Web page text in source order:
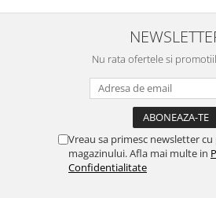
Nu rata ofertele si
Vreau sa primesc newsletter
magazinului. Afla mai multe in
Confidentialitate